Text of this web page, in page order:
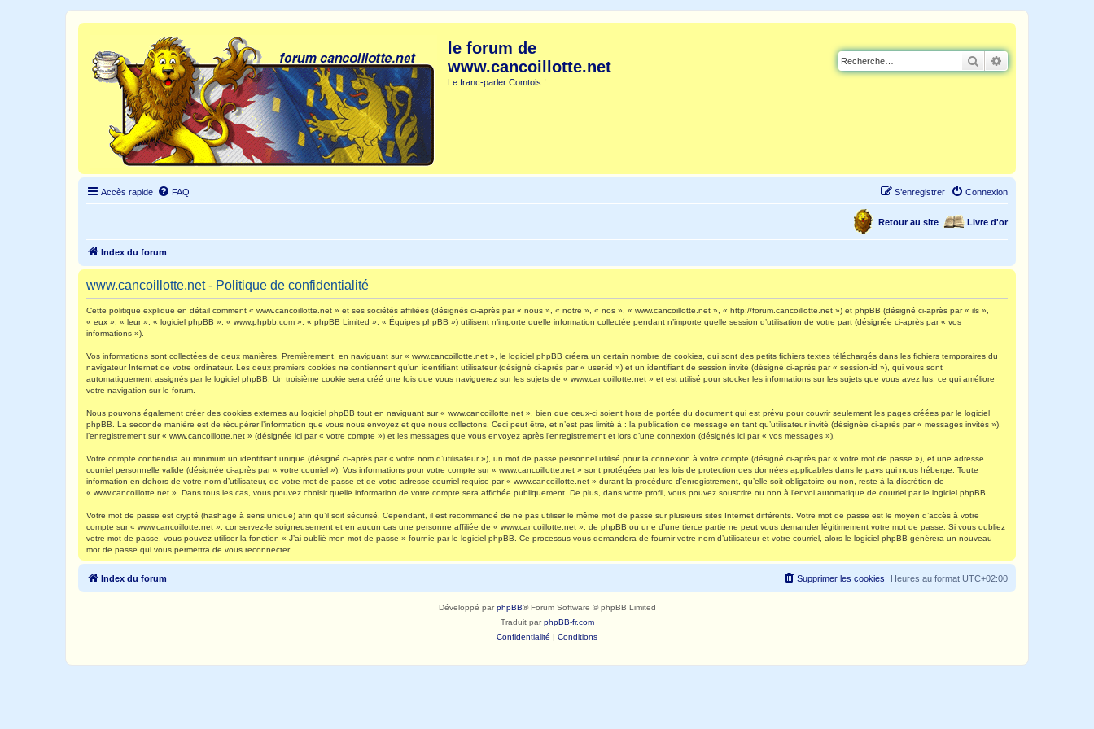
le forum de
www.cancoillotte.net
Le franc-parler Comtois !
Rechercher
Accès rapide FAQ Connexion
S’enregistrer
Livre d'or
Retour au site
Index du forum
www.cancoillotte.net - Politique de confidentialité
Cette politique explique en détail comment « www.cancoillotte.net » et ses sociétés affiliées (désignés ci-après par « nous », « notre », « nos », « www.cancoillotte.net », « http://forum.cancoillotte.net ») et phpBB (désigné ci-après par « ils »,
« eux », « leur », « logiciel phpBB », « www.phpbb.com », « phpBB Limited », « Équipes phpBB ») utilisent n’importe quelle information collectée pendant n’importe quelle session d’utilisation de votre part (désignée ci-après par « vos
informations »).
Vos informations sont collectées de deux manières. Premièrement, en naviguant sur « www.cancoillotte.net », le logiciel phpBB créera un certain nombre de cookies, qui sont des petits fichiers textes téléchargés dans les fichiers temporaires du
navigateur Internet de votre ordinateur. Les deux premiers cookies ne contiennent qu’un identifiant utilisateur (désigné ci-après par « user-id ») et un identifiant de session invité (désigné ci-après par « session-id »), qui vous sont
automatiquement assignés par le logiciel phpBB. Un troisième cookie sera créé une fois que vous naviguerez sur les sujets de « www.cancoillotte.net » et est utilisé pour stocker les informations sur les sujets que vous avez lus, ce qui améliore
votre navigation sur le forum.
Nous pouvons également créer des cookies externes au logiciel phpBB tout en naviguant sur « www.cancoillotte.net », bien que ceux-ci soient hors de portée du document qui est prévu pour couvrir seulement les pages créées par le logiciel
phpBB. La seconde manière est de récupérer l’information que vous nous envoyez et que nous collectons. Ceci peut être, et n’est pas limité à : la publication de message en tant qu’utilisateur invité (désignée ci-après par « messages invités »),
l’enregistrement sur « www.cancoillotte.net » (désignée ici par « votre compte ») et les messages que vous envoyez après l’enregistrement et lors d’une connexion (désignés ici par « vos messages »).
Votre compte contiendra au minimum un identifiant unique (désigné ci-après par « votre nom d’utilisateur »), un mot de passe personnel utilisé pour la connexion à votre compte (désigné ci-après par « votre mot de passe »), et une adresse
courriel personnelle valide (désignée ci-après par « votre courriel »). Vos informations pour votre compte sur « www.cancoillotte.net » sont protégées par les lois de protection des données applicables dans le pays qui nous héberge. Toute
information en-dehors de votre nom d’utilisateur, de votre mot de passe et de votre adresse courriel requise par « www.cancoillotte.net » durant la procédure d’enregistrement, qu’elle soit obligatoire ou non, reste à la discrétion de
« www.cancoillotte.net ». Dans tous les cas, vous pouvez choisir quelle information de votre compte sera affichée publiquement. De plus, dans votre profil, vous pouvez souscrire ou non à l’envoi automatique de courriel par le logiciel phpBB.
Votre mot de passe est crypté (hashage à sens unique) afin qu’il soit sécurisé. Cependant, il est recommandé de ne pas utiliser le même mot de passe sur plusieurs sites Internet différents. Votre mot de passe est le moyen d’accès à votre
compte sur « www.cancoillotte.net », conservez-le soigneusement et en aucun cas une personne affiliée de « www.cancoillotte.net », de phpBB ou une d’une tierce partie ne peut vous demander légitimement votre mot de passe. Si vous oubliez
votre mot de passe, vous pouvez utiliser la fonction « J’ai oublié mon mot de passe » fournie par le logiciel phpBB. Ce processus vous demandera de fournir votre nom d’utilisateur et votre courriel, alors le logiciel phpBB générera un nouveau
mot de passe qui vous permettra de vous reconnecter.
Index du forum Heures au format UTC+02:00
Supprimer les cookies
Développé parphpBB® Forum Software © phpBB Limited
Traduit parphpBB-fr.com
Confidentialité | Conditions